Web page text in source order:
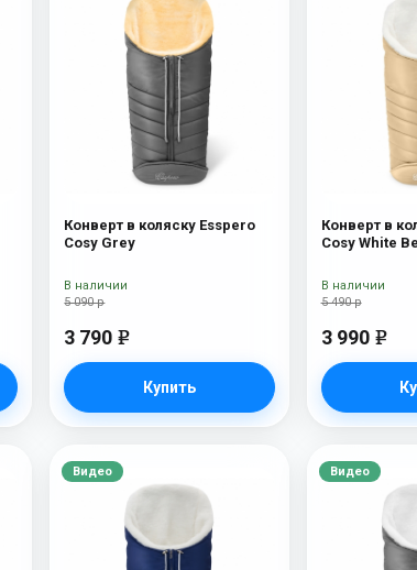
Конверт в коляску Esspero
Cosy Grey
5 090 р
3 790 e
Купить
В наличии
Конверт в
Cosy White
5 490 р
3 990 e
В наличии
Видео Видео